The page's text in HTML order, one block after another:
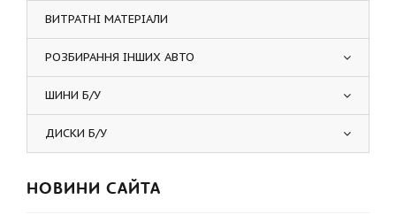
ВИТРАТНІ МАТЕРІАЛИ
РОЗБИРАННЯ ІНШИХ АВТО
ШИНИ Б/У
ДИСКИ Б/У
НОВИНИ САЙТА